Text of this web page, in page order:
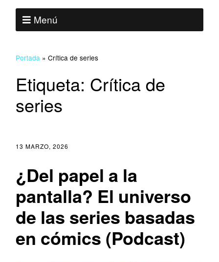
Menú
Portada » Crítica de series
Etiqueta: Crítica de
series
13 MARZO, 2026
¿Del papel a la
pantalla? El universo
de las series basadas
en cómics (Podcast)